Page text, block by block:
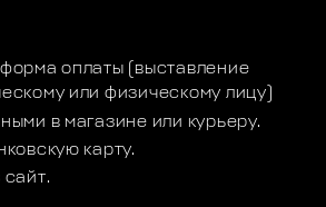
оплаты (выставление
или физическому лицу)
в магазине или курьеру.
карту.